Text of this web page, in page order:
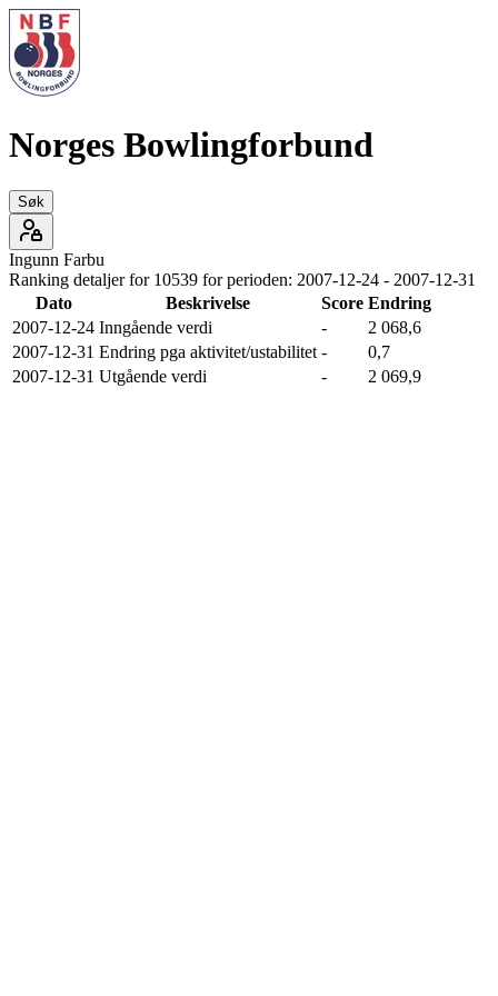
Norges Bowlingforbund
Søk
Ingunn Farbu
Ranking detaljer for 10539 for perioden: 2007-12-24 - 2007-12-31
Dato
Beskrivelse Score Endring
2007-12-24 Inngående verdi -
2 068,6
2007-12-31 Endring pga aktivitet/ustabilitet -
0,7
2007-12-31 Utgående verdi - 2 069,9